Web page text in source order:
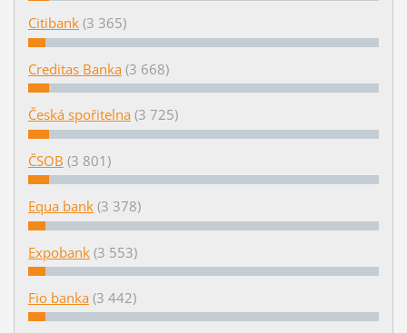
Citibank (3 365)
Creditas Banka (3 668)
Česká spořitelna (3 725)
ČSOB (3 801)
Equa bank (3 378)
Expobank (3 553)
Fio banka (3 442)